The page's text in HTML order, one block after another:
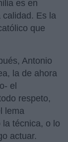
es en
Es la
que
Antonio
la de ahora
el
respeto,
lema
técnica, o lo
actuar.